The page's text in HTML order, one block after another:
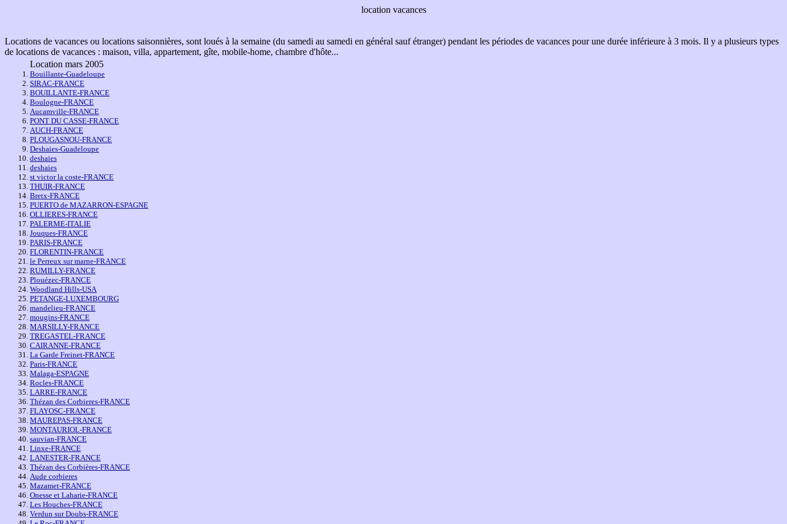
location vacances
Locations de vacances ou locations saisonnières, sont loués à la semaine (du samedi au samedi en général sauf étranger) pendant les périodes de vacances pour une durée inférieure à 3 mois. Il y a plusieurs types
de locations de vacances : maison, villa, appartement, gîte, mobile-home, chambre d'hôte...
Location mars 2005
Bouillante-Guadeloupe
SIRAC-FRANCE
BOUILLANTE-FRANCE
Boulogne-FRANCE
Aucamville-FRANCE
PONT DU CASSE-FRANCE
AUCH-FRANCE
PLOUGASNOU-FRANCE
Deshaies-Guadeloupe
deshaies
deshaies
st victor la coste-FRANCE
THUIR-FRANCE
Bretx-FRANCE
PUERTO de MAZARRON-ESPAGNE
OLLIERES-FRANCE
PALERME-ITALIE
Jouques-FRANCE
PARIS-FRANCE
FLORENTIN-FRANCE
le Perreux sur marne-FRANCE
RUMILLY-FRANCE
Plouézec-FRANCE
Woodland Hills-USA
PETANGE-LUXEMBOURG
mandelieu-FRANCE
mougins-FRANCE
MARSILLY-FRANCE
TREGASTEL-FRANCE
CAIRANNE-FRANCE
La Garde Freinet-FRANCE
Paris-FRANCE
Malaga-ESPAGNE
Rocles-FRANCE
LARRE-FRANCE
Thézan des Corbieres-FRANCE
FLAYOSC-FRANCE
MAUREPAS-FRANCE
MONTAURIOL-FRANCE
sauvian-FRANCE
Linxe-FRANCE
LANESTER-FRANCE
Thézan des Corbières-FRANCE
Aude corbieres
Mazamet-FRANCE
Onesse et Laharie-FRANCE
Les Houches-FRANCE
Verdun sur Doubs-FRANCE